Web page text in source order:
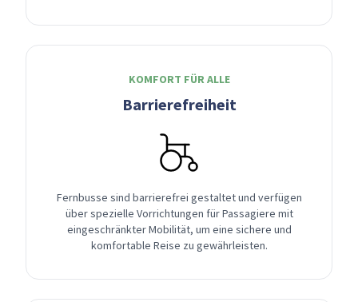
KOMFORT FÜR ALLE
Barrierefreiheit
Fernbusse sind barrierefrei gestaltet und verfügen
über spezielle Vorrichtungen für Passagiere mit
eingeschränkter Mobilität, um eine sichere und
komfortable Reise zu gewährleisten.